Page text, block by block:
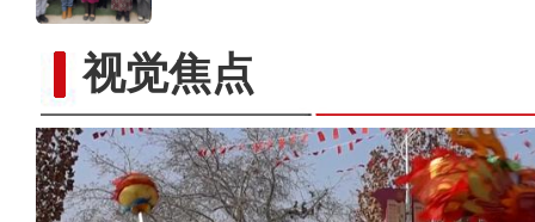
视觉焦点【新春纪事】探访中